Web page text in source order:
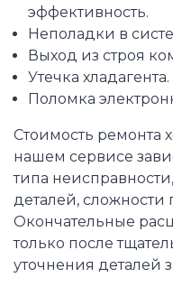
эффективность.
Неполадки в
Выход из строя
Утечка хладагента.
Поломка
Стоимость ремонта
нашем сервисе
типа
деталей, сложности
Окончательные
только после
уточнения деталей